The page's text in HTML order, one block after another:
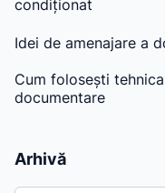
condiționat
Idei de amenajare a
Cum folosești
documentare
Arhivă